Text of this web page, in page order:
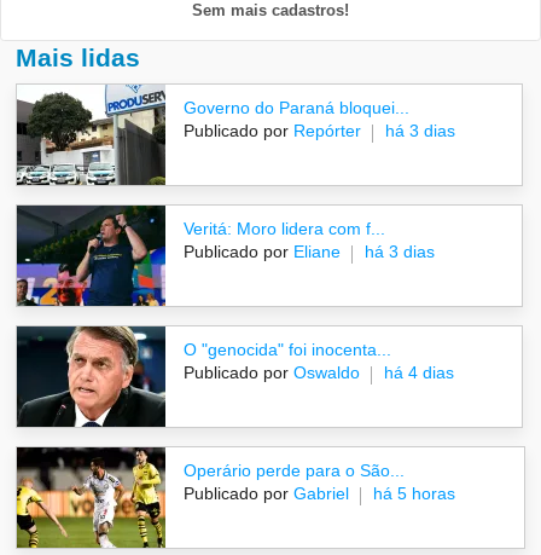
Sem mais cadastros!
Mais lidas
Governo do Paraná bloquei...
Publicado por Repórter há 3 dias
Veritá: Moro lidera com f...
Publicado por Eliane há 3 dias
O "genocida" foi inocenta...
Publicado por Oswaldo há 4 dias
Operário perde para o São...
Publicado por Gabriel há 5 horas